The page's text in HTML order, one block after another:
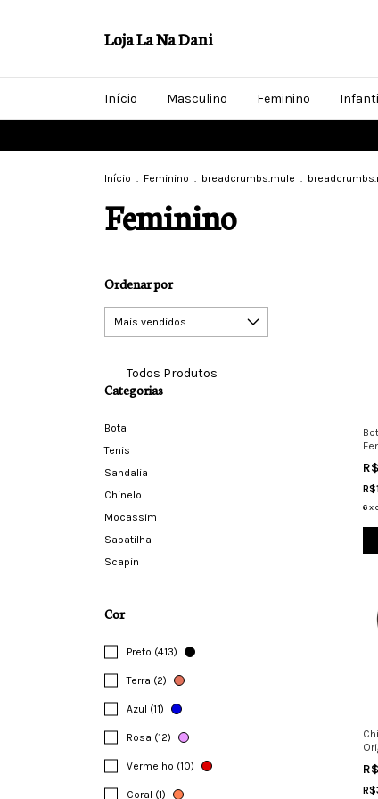
Loja La Na Dani
Início Masculino Feminino
Início . Feminino . breadcrumbs.mule .
Feminino
Ordenar por
Todos Produtos
Categorias
Bota
Tenis
Sandalia
Chinelo
Mocassim
Sapatilha
Scapin
Cor
Preto (413)
Terra (2)
Azul (11)
Rosa (12)
Vermelho (10)
Coral (1)
6x